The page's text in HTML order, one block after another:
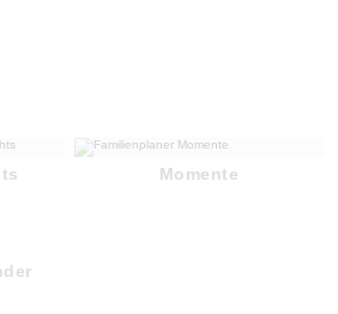
Momente